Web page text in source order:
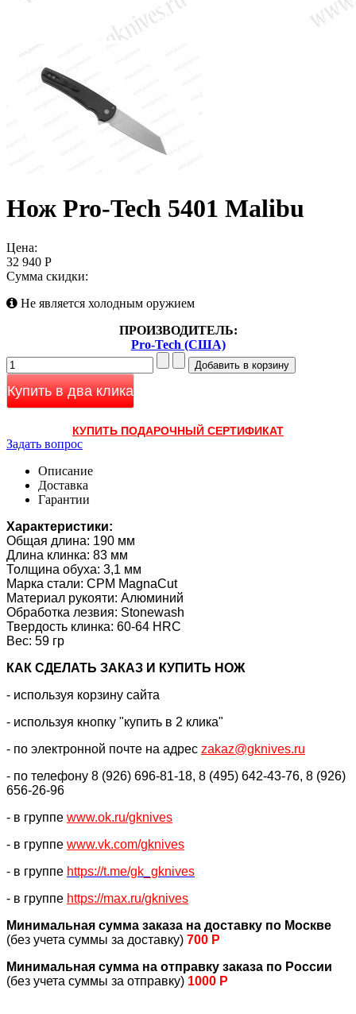
Нож Pro-Tech 5401 Malibu
Цена:
32 940 Р
Сумма скидки:
Не является холодным оружием
ПРОИЗВОДИТЕЛЬ:
Pro-Tech (США)
Купить в два клика
КУПИТЬ ПОДАРОЧНЫЙ СЕРТИФИКАТ
Задать вопрос
Описание
Доставка
Гарантии
Характеристики:
Общая длина: 190 мм
Длина клинка: 83 мм
Толщина обуха: 3,1 мм
Марка стали: CPM MagnaCut
Материал рукояти: Алюминий
Обработка лезвия: Stonewash
Твердость клинка: 60-64 HRC
Вес: 59 гр
КАК CДЕЛАТЬ ЗАКАЗ И КУПИТЬ НОЖ
- используя корзину сайта
- используя кнопку "купить в 2 клика"
- по электронной почте на адрес zakaz@gknives.ru
- по телефону 8 (926) 696-81-18, 8 (495) 642-43-76, 8 (926)
656-26-96
- в группе www.ok.ru/gknives
- в группе www.vk.com/gknives
- в группе https://t.me/gk_gknives
- в группе https://max.ru/gknives
Минимальная сумма заказа на доставку по Москве
(без учета суммы за доставку) 700 Р
Минимальная сумма на отправку заказа по России
(без учета суммы за отправку) 1000 Р